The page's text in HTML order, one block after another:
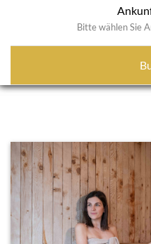
Bitte wählen Sie